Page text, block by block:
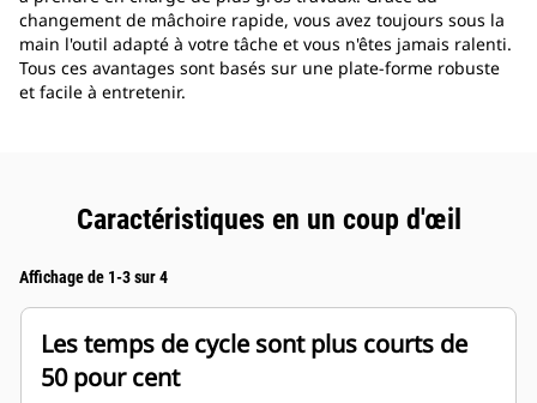
changement de mâchoire rapide, vous avez toujours sous la
main l'outil adapté à votre tâche et vous n'êtes jamais ralenti.
Tous ces avantages sont basés sur une plate-forme robuste
et facile à entretenir.
Caractéristiques en un coup d'œil
Affichage de 1-3 sur 4
Les temps de cycle sont plus courts de
50 pour cent